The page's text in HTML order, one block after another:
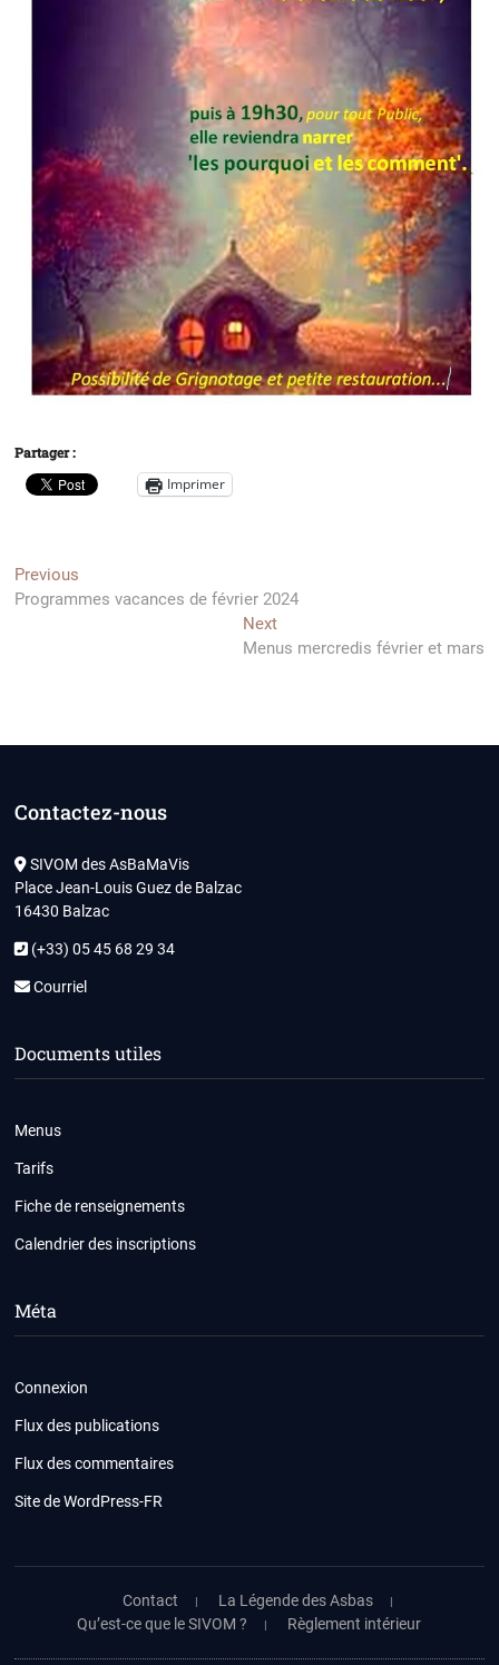
Partager :
Imprimer
Navigation
de
Previous
post:
Programmes vacances de février 2024
NextNext
post:
Menus mercredis février et mars
Contactez-nous
SIVOM des AsBaMaVis
Place Jean-Louis Guez de Balzac
16430 Balzac
(+33) 05 45 68 29 34
Courriel
Documents utiles
Menus
Tarifs
Fiche de renseignements
Calendrier des inscriptions
Méta
Connexion
Flux des publications
Flux des commentaires
Site de WordPress-FR
Contact
La Légende des Asbas
Qu’est-ce que le SIVOM ?
Règlement intérieur